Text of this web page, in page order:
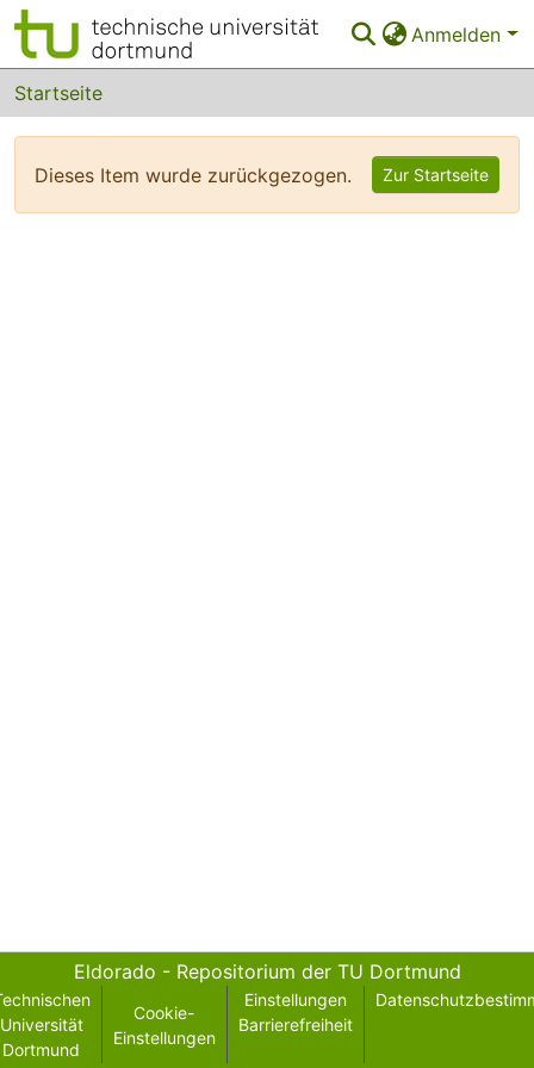
Anmelden
Bereiche & Sammlungen
Das gesamte Repositorium
FAQ
Startseite
Dieses Item wurde zurückgezogen. Zur Startseite
Eldorado - Repositorium der TU Dortmund
Universität
Dortmund
Cookie-
Einstellungen
Einstellungen
Barrierefreiheit